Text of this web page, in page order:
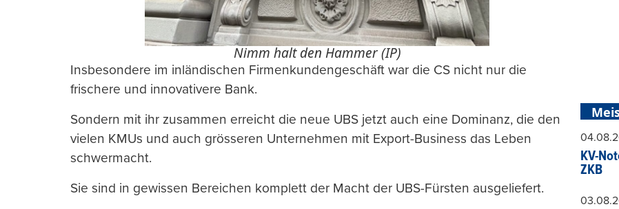
Nimm halt den Hammer (IP)
Insbesondere im inländischen Firmenkundengeschäft war die CS nicht nur die
frischere und innovativere Bank.
Sondern mit ihr zusammen erreicht die neue UBS jetzt auch eine Dominanz, die den
vielen KMUs und auch grösseren Unternehmen mit Export-Business das Leben
schwermacht.
Sie sind in gewissen Bereichen komplett der Macht der UBS-Fürsten ausgeliefert.
KV-
ZKB